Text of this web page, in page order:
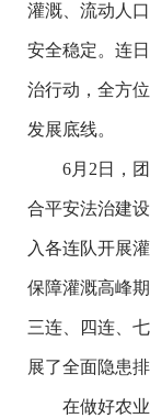
灌溉、流动人
安全稳定。连
治行动，全方
发展底线。
6月2日，
合平安法治建
入各连队开展
保障灌溉高峰
三连、四连、
展了全面隐患排
在做好农